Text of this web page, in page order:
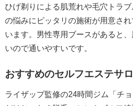
ひげ剃りによる肌荒れや毛穴トラ
の悩みにピッタリの施術が用意さ
います。男性専用ブースがあると
いので通いやすいです。
おすすめのセルフエステサ
ライザップ監修の24時間ジム「チ